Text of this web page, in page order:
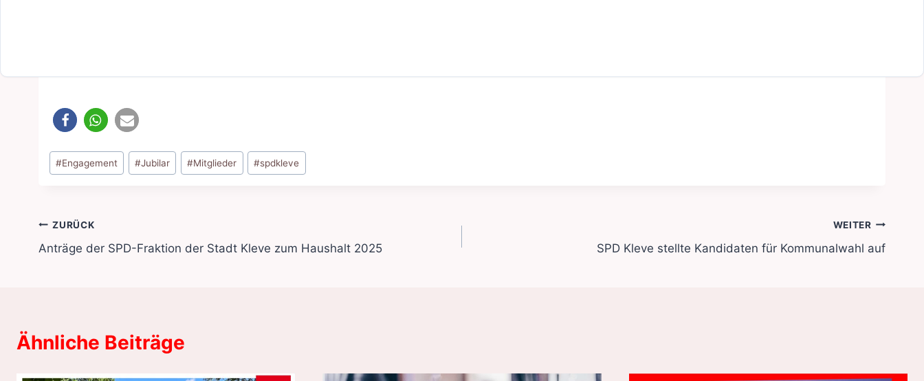
Schlagworte:
#Engagement #Jubilar #Mitglieder #spdkleve
Beitragsnavigation
ZURÜCK
Anträge der SPD-Fraktion der Stadt Kleve zum Haushalt 2025
WEITER
SPD Kleve stellte Kandidaten für Kommunalwahl auf
Ähnliche Beiträge